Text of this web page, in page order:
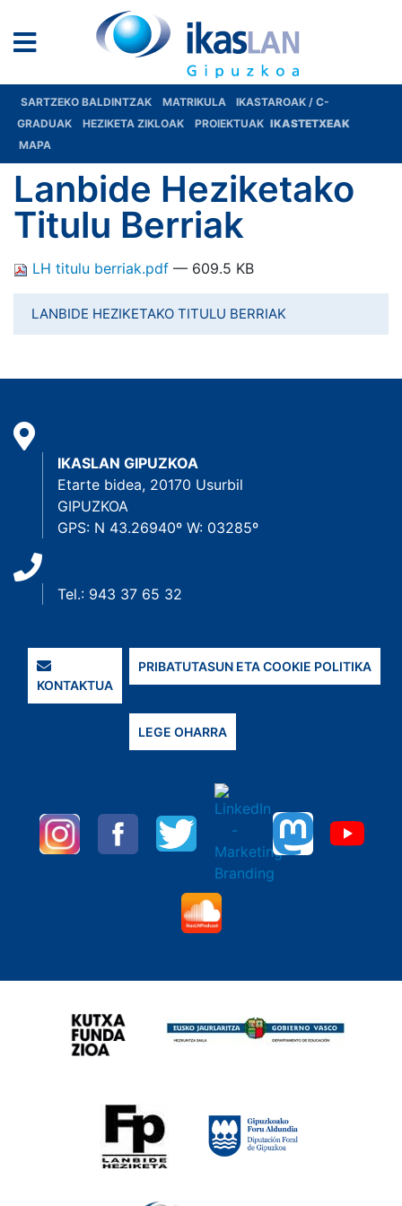
SARTZEKO BALDINTZAK MATRIKULA
IKASTAROAK / C-
GRADUAK
HEZIKETA ZIKLOAK PROIEKTUAK IKASTETXEAK
MAPA
Lanbide Heziketako
Titulu Berriak
LH titulu berriak.pdf — 609.5 KB
LANBIDE HEZIKETAKO TITULU BERRIAK
IKASLAN GIPUZKOA
Etarte bidea, 20170 Usurbil
GIPUZKOA
GPS: N 43.26940º W: 03285º
Tel.: 943 37 65 32
KONTAKTUA
PRIBATUTASUN ETA COOKIE POLITIKA
LEGE OHARRA